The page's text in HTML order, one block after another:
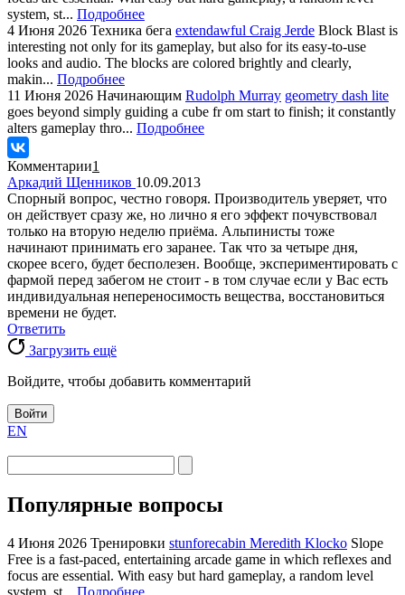
system, st... Подробнее
4 Июня 2026 Техника бега extendawful Craig Jerde Block Blast is
interesting not only for its gameplay, but also for its easy-to-use
looks and audio. The blocks are colored brightly and clearly,
makin... Подробнее
11 Июня 2026 Начинающим Rudolph Murray geometry dash lite
goes beyond simply guiding a cube fr om start to finish; it constantly
alters gameplay thro... Подробнее
Комментарии1
Аркадий Щенников 10.09.2013
Спорный вопрос, честно говоря. Производитель уверяет, что
он действует сразу же, но лично я его эффект почувствовал
только на вторую неделю приёма. Альпинисты тоже
начинают принимать его заранее. Так что за четыре дня,
скорее всего, будет бесполезен. Вообще, экспериментировать с
фармой перед забегом не стоит - в том случае если у Вас есть
индивидуальная непереносимость вещества, восстановиться
времени не будет.
Ответить
Загрузить ещё
Войдите, чтобы добавить комментарий
Войти
EN
Популярные вопросы
4 Июня 2026 Тренировки stunforecabin Meredith Klocko Slope
Free is a fast-paced, entertaining arcade game in which reflexes and
focus are essential. With easy but hard gameplay, a random level
system, st...
Подробнее